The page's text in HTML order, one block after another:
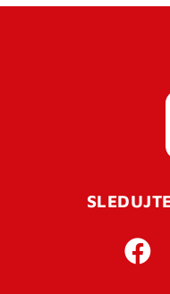
Pro úspěšné
vaší e-mailovou